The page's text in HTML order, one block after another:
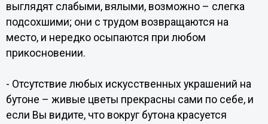
выглядят слабыми, вялыми, возможно – слегка
подсохшими; они с трудом возвращаются на
место, и нередко осыпаются при любом
прикосновении.
- Отсутствие любых искусственных украшений на
бутоне – живые цветы прекрасны сами по себе, и
если Вы видите, что вокруг бутона красуется